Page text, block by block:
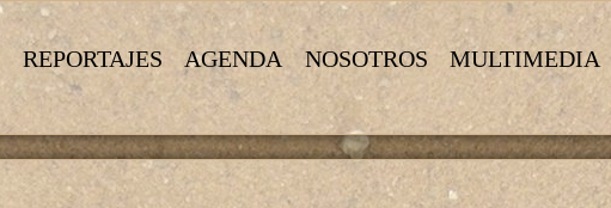
REPORTAJES AGENDA NOSOTROS MULTIMEDIA